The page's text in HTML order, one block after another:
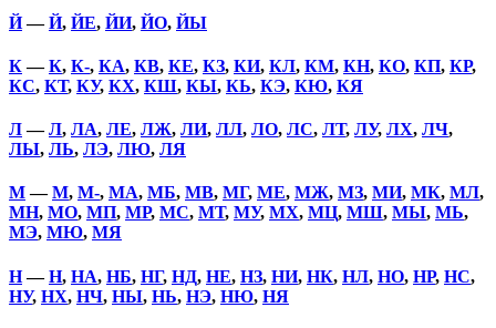
Й—Й, ЙЕ, ЙИ, ЙО, ЙЫ
К—К, К-, КА, КВ, КЕ, КЗ, КИ, КЛ, КМ, КН, КО, КП, КР,
КС, КТ, КУ, КХ, КШ, КЫ, КЬ, КЭ, КЮ, КЯ
Л—Л, ЛА, ЛЕ, ЛЖ, ЛИ, ЛЛ, ЛО, ЛС, ЛТ, ЛУ, ЛХ, ЛЧ,
ЛЫ, ЛЬ, ЛЭ, ЛЮ, ЛЯ
М—М, М-, МА, МБ, МВ, МГ, МЕ, МЖ, МЗ, МИ, МК, МЛ,
МН, МО, МП, МР, МС, МТ, МУ, МХ, МЦ, МШ, МЫ, МЬ,
МЭ, МЮ, МЯ
Н—Н, НА, НБ, НГ, НД, НЕ, НЗ, НИ, НК, НЛ, НО, НР, НС,
НУ, НХ, НЧ, НЫ, НЬ, НЭ, НЮ, НЯ